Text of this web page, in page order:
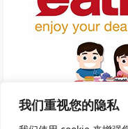
我们重视您的隐私